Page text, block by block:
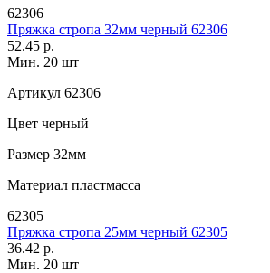
62306
Пряжка стропа 32мм черный 62306
52.45 р.
Мин. 20 шт
Артикул 62306
Цвет черный
Размер 32мм
Материал пластмасса
62305
Пряжка стропа 25мм черный 62305
36.42 р.
Мин. 20 шт